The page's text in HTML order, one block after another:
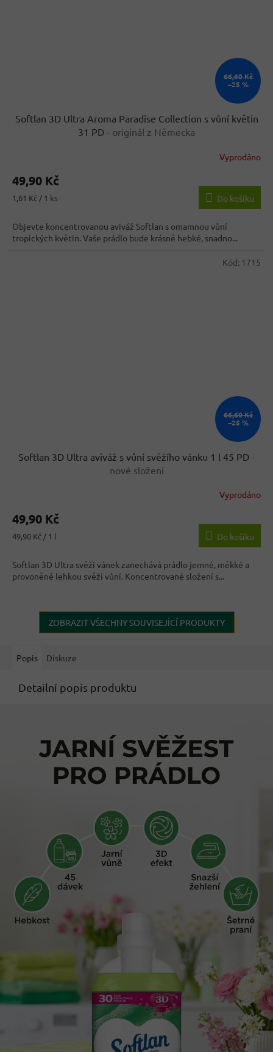
66,60 Kč
–25 %
Softlan 3D Ultra Aroma Paradise Collection s vůní květin
31 PD - originál z Německa
produktu
3,7
5
hvězdiček.
Vyprodáno
49,90 Kč
Měrná
1,61 Kč / 1 ks Do košíku
Objevte koncentrovanou aviváž Softlan s omamnou vůní
tropických květin. Vaše prádlo bude krásně hebké, snadno...
66,60 Kč
–25 %
Softlan 3D Ultra aviváž s vůní svěžího vánku 1 l 45 PD -
nové složení
produktu
3,9
5
hvězdiček.
Vyprodáno
49,90 Kč
Měrná
49,90 Kč / 1 l Do košíku
Softlan 3D Ultra svěží vánek zanechává prádlo jemné, měkké a
provoněné lehkou svěží vůní. Koncentrované složení s...
Kód: 1715
ZOBRAZIT VŠECHNY SOUVISEJÍCÍ PRODUKTY
Popis Diskuze
Detailní popis produktu